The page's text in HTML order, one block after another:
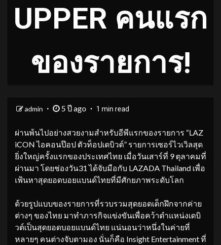
UPPER คนแรก
ของรายการ!
admin 5 ปี ago 1 min read
ผ่านพ้นไปอย่างสวยงามสำหรับอีพีแรกของรายการ “LAZ
iCON ไอคอนป๊อป ตัวท็อปเดบิวต์” รายการเซอร์ไวเวิลสุด
ยิ่งใหญ่ครั้งแรกของประเทศไทย เมื่อวันเสาร์ที่ 9 ตุลาคมที่
ผ่านมา โดยช่องวัน31 ได้จับมือกับ LAZADA Thailand เพื่อ
เฟ้นหาสุดยอดบอยแบนด์ไทยที่มีศักยภาพระดับโลก
ด้วยรูปแบบของรายการที่รวบรวมสุดยอดเด็กฝึกจากค่าย
ต่างๆ ของไทย มาทำภารกิจแข่งขันเพื่อคว้าตำแหน่งเดบิ
วต์เป็นสุดยอดบอยแบนด์ไทย แน่นอนว่าหนึ่งในค่ายที่
หลายๆ คนต่างจับตามอง นั่นก็คือ Insight Entertainment ที่